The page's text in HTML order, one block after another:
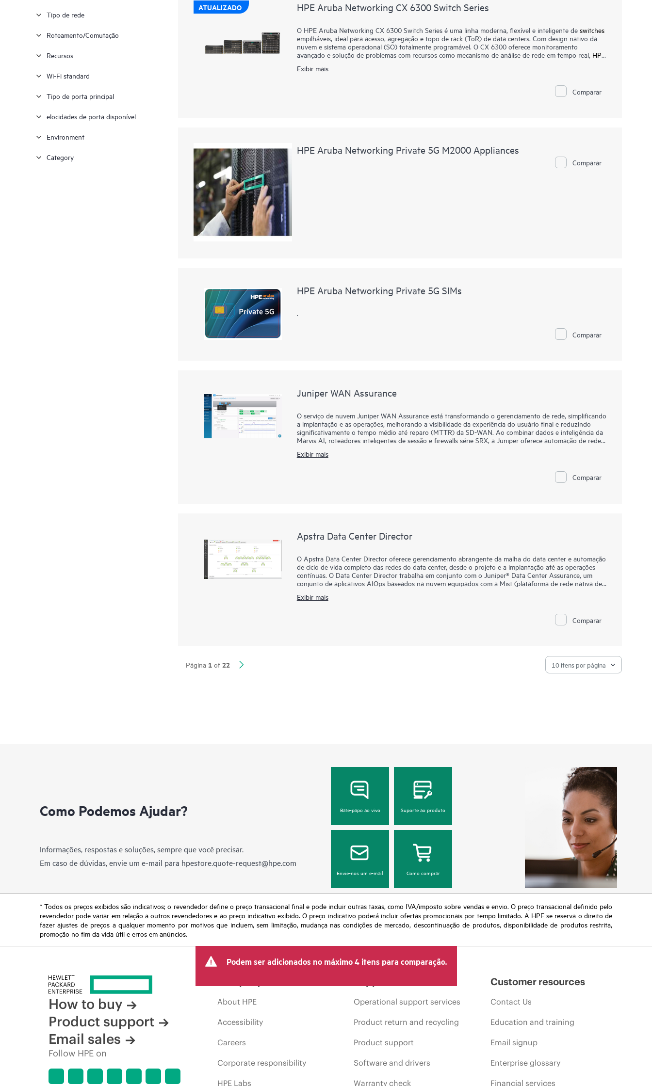
Tipo de rede
Roteamento/Comutação
Recursos
Wi-Fi standard
Tipo de porta principal
elocidades de porta disponível
Environment
Category
controle de listas de materiais sem compromisso de desempenho ou qualidade, além de pontos de
integração.
ATUALIZADO HPE Aruba Networking CX 6300 Switch Series
O HPE Aruba Networking CX 6300 Switch Series é uma linha moderna, flexível e inteligente de switches
empilháveis, ideal para acesso, agregação e topo de rack (ToR) de data centers. Com design nativo da
nuvem e sistema operacional (SO) totalmente programável. O CX 6300 oferece monitoramento
avançado e solução de problemas com recursos como mecanismo de análise de rede em tempo real, HPE
validar configurações de rede.
A poderosa arquitetura ASIC Gen7 oferece desempenho rápido e sem bloqueios para os requisitos da
IA, Wi-Fi 7 e Internet das Coisas (IoT). O HPE Aruba Networking Virtual Stacking Framework (VSF)
Exibir mais
Comparar
HPE Aruba Networking Private 5G M2000 Appliances
Comparar
HPE Aruba Networking Private 5G SIMs
.
Comparar
Juniper WAN Assurance
O serviço de nuvem Juniper WAN Assurance está transformando o gerenciamento de rede, simplificando
a implantação e as operações, melhorando a visibilidade da experiência do usuário final e reduzindo
significativamente o tempo médio até reparo (MTTR) da SD-WAN. Ao combinar dados e inteligência da
Marvis AI, roteadores inteligentes de sessão e firewalls série SRX, a Juniper oferece automação de rede
remotos.
Além disso, o Juniper Security Assurance permite que você aproveite a renomada eficácia de segurança
da Juniper por meio de uma interface do usuário intuitiva. O serviço oferece controles de política diretos
Exibir mais
Comparar
Apstra Data Center Director
O Apstra Data Center Director oferece gerenciamento abrangente da malha do data center e automação
de ciclo de vida completo das redes do data center, desde o projeto e a implantação até as operações
contínuas. O Data Center Director trabalha em conjunto com o Juniper® Data Center Assurance, um
conjunto de aplicativos AIOps baseados na nuvem equipados com a Mist (plataforma de rede nativa de
insight, velocidade e confiabilidade superiores para operações de rede de data center.
O Apstra Data Center Director é o único gerenciador de malha do setor que fornece verdadeira rede
baseada em intenção em redes de comutação de vários fornecedores com um banco de dados de
Os dados avançados de análise, telemetria e fluxo do Apstra Data Center Director oferecem visibilidade
completa da rede e dos aplicativos e fornecem a base para os recursos de AIOps no Juniper Data Center
Exibir mais
Comparar
Página 1 of 22
Como Podemos Ajudar?
Informações, respostas e soluções, sempre que você precisar.
Em caso de dúvidas, envie um e-mail para hpestore.quote-request@hpe.com
Bate-papo ao vivo Suporte ao produto
Envie-nos um e-mail Como comprar
* Todos os preços exibidos são indicativos; o revendedor define o preço transacional final e pode incluir outras taxas, como IVA/imposto sobre vendas e envio. O preço transacional definido pelo
revendedor pode variar em relação a outros revendedores e ao preço indicativo exibido. O preço indicativo poderá incluir ofertas promocionais por tempo limitado. A HPE se reserva o direito de
fazer ajustes de preços a qualquer momento por motivos que incluem, sem limitação, mudança nas condições de mercado, descontinuação de produtos, disponibilidade de produtos restrita,
promoção no fim da vida útil e erros em anúncios.
Podem ser adicionados no máximo 4 itens para comparação.
How to buy
Product support
Email sales
Follow HPE on
About HPE
Accessibility
Careers
Corporate responsibility
HPE Labs
Operational support services
Product return and recycling
Product support
Software and drivers
Warranty check
Customer resources
Contact Us
Education and training
Email signup
Enterprise glossary
Financial services